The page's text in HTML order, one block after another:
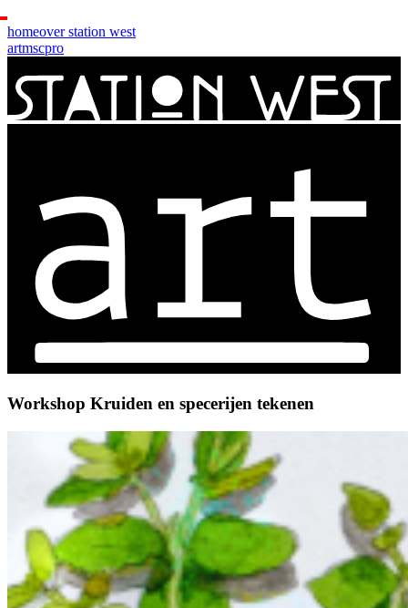
homeover station west
artmscpro
Workshop Kruiden en specerijen tekenen